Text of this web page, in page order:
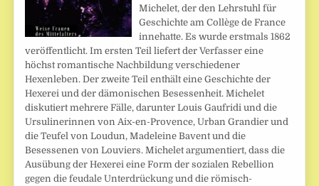
Michelet, der den Lehrstuhl für
Geschichte am Collège de France
innehatte. Es wurde erstmals 1862
veröffentlicht. Im ersten Teil liefert der Verfasser eine
höchst romantische Nachbildung verschiedener
Hexenleben. Der zweite Teil enthält eine Geschichte der
Hexerei und der dämonischen Besessenheit. Michelet
diskutiert mehrere Fälle, darunter Louis Gaufridi und die
Ursulinerinnen von Aix-en-Provence, Urban Grandier und
die Teufel von Loudun, Madeleine Bavent und die
Besessenen von Louviers. Michelet argumentiert, dass die
Ausübung der Hexerei eine Form der sozialen Rebellion
gegen die feudale Unterdrückung und die römisch-